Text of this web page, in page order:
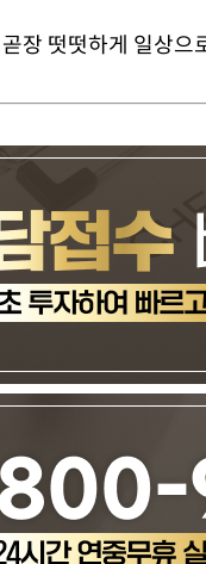
장 떳떳하게 일상으